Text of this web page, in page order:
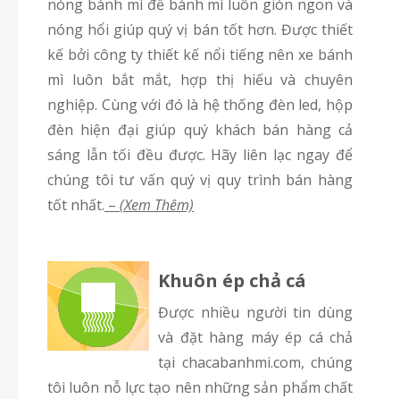
nóng bánh mì để bánh mì luôn giòn ngon và
nóng hổi giúp quý vị bán tốt hơn. Được thiết
kế bởi công ty thiết kế nổi tiếng nên xe bánh
mì luôn bắt mắt, hợp thị hiếu và chuyên
nghiệp. Cùng với đó là hệ thống đèn led, hộp
đèn hiện đại giúp quý khách bán hàng cả
sáng lẫn tối đều được. Hãy liên lạc ngay để
chúng tôi tư vấn quý vị quy trình bán hàng
tốt nhất. – (Xem Thêm)
Khuôn ép chả cá
Được nhiều người tin dùng
và đặt hàng máy ép cá chả
tại chacabanhmi.com, chúng
tôi luôn nỗ lực tạo nên những sản phẩm chất